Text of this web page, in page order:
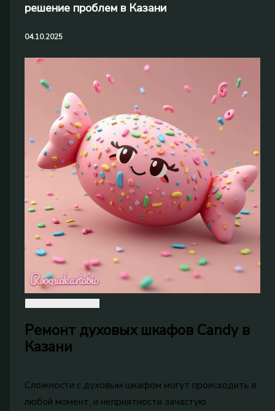
решение проблем в Казани
04.10.2025
Ремонт духовых шкафов Candy в
Казани
Сложности с духовым шкафом могут происходить в
любой момент, и неприятности зачастую